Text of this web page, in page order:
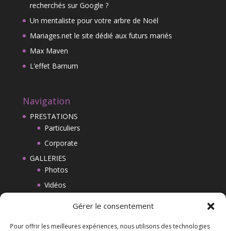
Gérer le consentement
Pour offrir les meilleures expériences, nous utilisons des technologies
recherchés sur Google ?
Un mentaliste pour votre arbre de Noël
Mariages.net le site dédié aux futurs mariés
Max Maven
L’effet Barnum
Navigation
PRESTATIONS
Particuliers
Corporate
GALLERIES
Photos
Vidéos